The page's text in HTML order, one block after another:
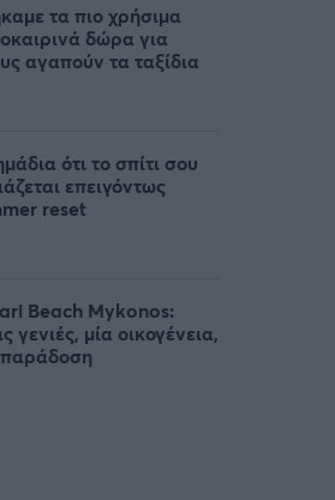
τα πιο χρήσιμα
δώρα για
αγαπούν τα ταξίδια
ότι το σπίτι σου
επειγόντως
reset
Beach Mykonos:
γενιές, μία οικογένεια,
παράδοση